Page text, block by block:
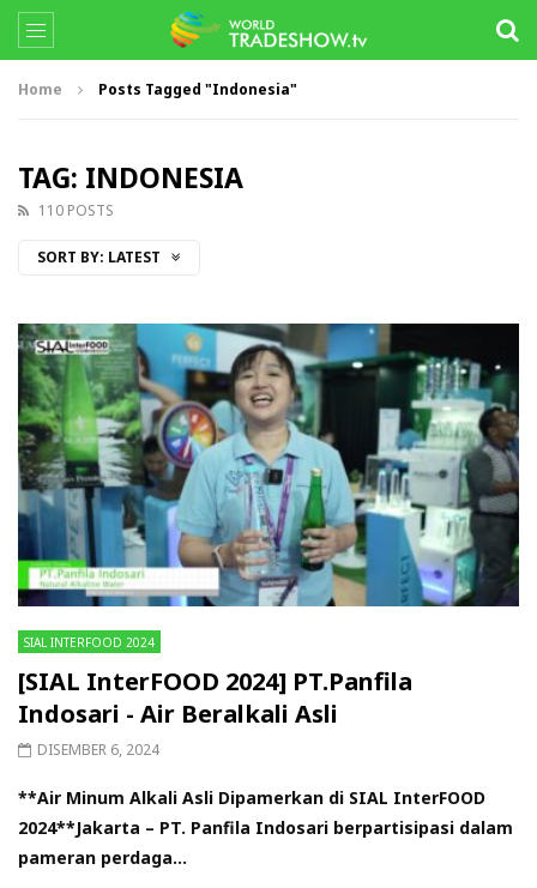
Home Posts Tagged "Indonesia"
TAG: INDONESIA
110 POSTS
SORT BY: LATEST
SIAL INTERFOOD 2024
[SIAL InterFOOD 2024] PT.Panfila
Indosari - Air Beralkali Asli
DISEMBER 6, 2024
**Air Minum Alkali Asli Dipamerkan di SIAL InterFOOD
2024**Jakarta – PT. Panfila Indosari berpartisipasi dalam
pameran perdaga...